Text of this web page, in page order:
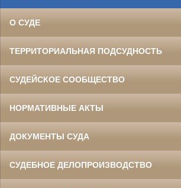
О СУДЕ
ТЕРРИТОРИАЛЬНАЯ ПОДСУДНОСТЬ
СУДЕЙСКОЕ СООБЩЕСТВО
НОРМАТИВНЫЕ АКТЫ
ДОКУМЕНТЫ СУДА
СУДЕБНОЕ ДЕЛОПРОИЗВОДСТВО